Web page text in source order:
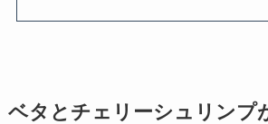
ベタとチェリーシュリンプ